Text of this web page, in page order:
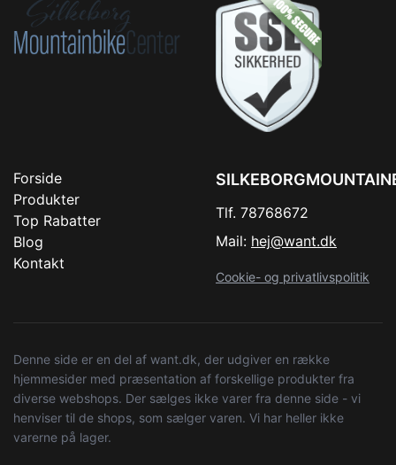
Forside
Produkter
Top Rabatter
Blog
Kontakt
Tlf. 78768672
Mail: hej@want.dk
Cookie- og privatlivspolitik
Denne side er en del af want.dk, der udgiver en række
hjemmesider med præsentation af forskellige produkter fra
diverse webshops. Der sælges ikke varer fra denne side - vi
henviser til de shops, som sælger varen. Vi har heller ikke
varerne på lager.